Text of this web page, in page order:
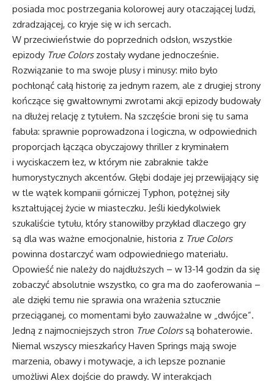
posiada moc postrzegania kolorowej aury otaczającej ludzi,
zdradzającej, co kryje się w ich sercach.
W przeciwieństwie do poprzednich odsłon, wszystkie
epizody True Colorszostały wydane jednocześnie.
Rozwiązanie to ma swoje plusy i minusy: miło było
pochłonąć całą historię za jednym razem, ale z drugiej strony
kończące się gwałtownymi zwrotami akcji epizody budowały
na dłużej relację z tytułem. Na szczęście broni się tu sama
fabuła: sprawnie poprowadzona i logiczna, w odpowiednich
proporcjach łącząca obyczajowy thriller z kryminałem
i wyciskaczem łez, w którym nie zabraknie także
humorystycznych akcentów. Głębi dodaje jej przewijający się
w tle wątek kompanii górniczej Typhon, potężnej siły
kształtującej życie w miasteczku. Jeśli kiedykolwiek
szukaliście tytułu, który stanowiłby przykład dlaczego gry
są dla was ważne emocjonalnie, historia z True Colors
powinna dostarczyć wam odpowiedniego materiału.
Opowieść nie należy do najdłuższych – w 13-14 godzin da się
zobaczyć absolutnie wszystko, co gra ma do zaoferowania –
ale dzięki temu nie sprawia ona wrażenia sztucznie
przeciąganej, co momentami było zauważalne w „dwójce”.
Jedną z najmocniejszych stron True Colorssą bohaterowie.
Niemal wszyscy mieszkańcy Haven Springs mają swoje
marzenia, obawy i motywacje, a ich lepsze poznanie
umożliwi Alex dojście do prawdy. W interakcjach